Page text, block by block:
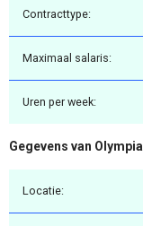
Contracttype:
Maximaal salaris:
Uren per week:
Gegevens van Olympia
Locatie: